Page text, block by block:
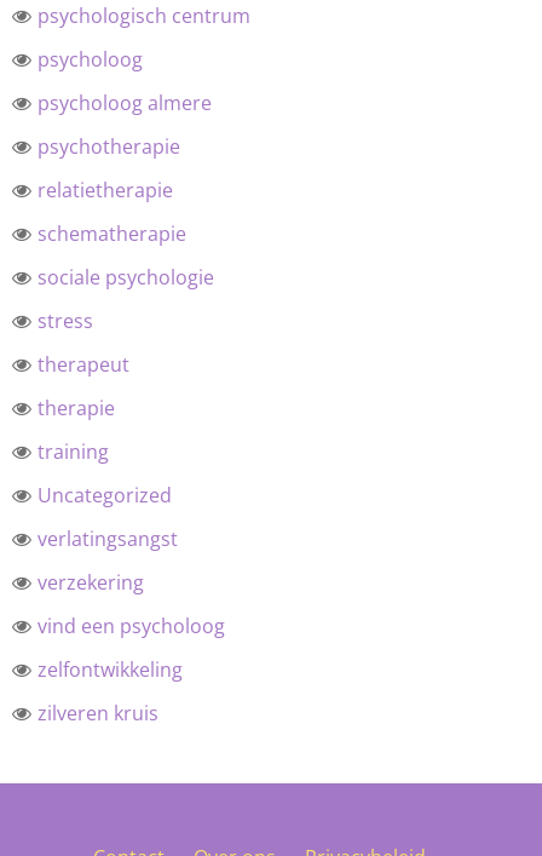
psychologisch centrum
psycholoog
psycholoog almere
psychotherapie
relatietherapie
schematherapie
sociale psychologie
stress
therapeut
therapie
training
Uncategorized
verlatingsangst
verzekering
vind een psycholoog
zelfontwikkeling
zilveren kruis